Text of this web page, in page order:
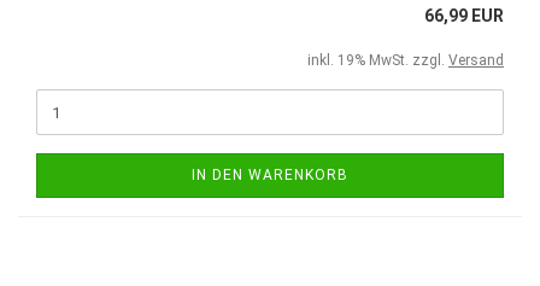
66,99 EUR
inkl. 19% MwSt. zzgl. Versand
IN DEN WARENKORB